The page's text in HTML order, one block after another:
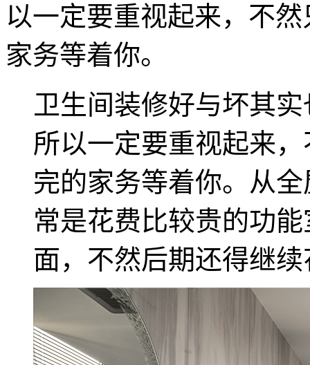
以一定要重视起来，不
家务等着你。
卫生间装修好与坏其
所以一定要重视起来
完的家务等着你。从
常是花费比较贵的功
面，不然后期还得继